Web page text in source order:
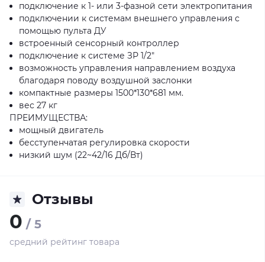
подключение к 1- или 3-фазной сети электропитания
подключении к системам внешнего управления с
помощью пульта ДУ
встроенный сенсорный контроллер
подключение к системе ЗР 1/2"
возможность управления направлением воздуха
благодаря поводу воздушной заслонки
компактные размеры 1500*130*681 мм.
вес 27 кг
ПРЕИМУЩЕСТВА:
мощный двигатель
бесступенчатая регулировка скорости
низкий шум (22~42/16 Дб/Вт)
Отзывы
0 / 5
средний рейтинг товара